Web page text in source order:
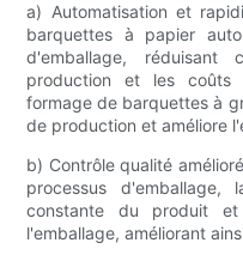
a) Automatisation et
barquettes à papier
d'emballage, réduisant
production et les
formage de barquettes à
de production et améliore
b) Contrôle qualité
processus d'emballage,
constante du produit
l'emballage, améliorant